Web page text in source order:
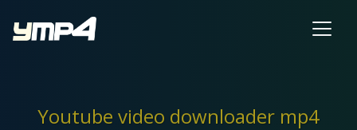
Youtube video downloader mp4